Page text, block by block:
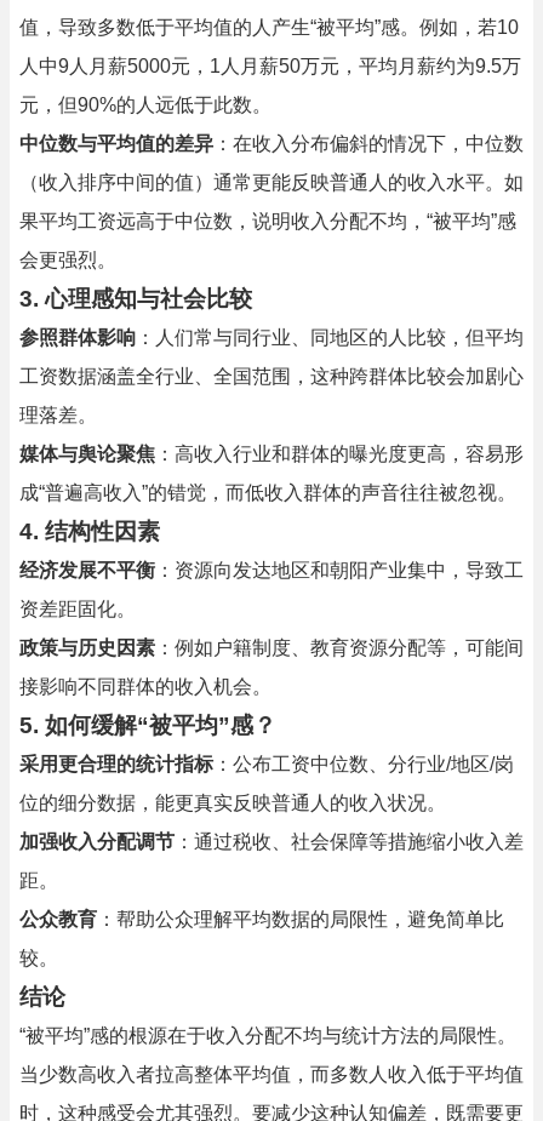
值，导致多数低于平均值的人产生“被平均”感。例如，若10
人中9人月薪5000元，1人月薪50万元，平均月薪约为9.5万
元，但90%的人远低于此数。
中位数与平均值的差异 ：在收入分布偏斜的情况下，中位数
（收入排序中间的值）通常更能反映普通人的收入水平。如
果平均工资远高于中位数，说明收入分配不均，“被平均”感
会更强烈。
3.心理感知与社会比较
参照群体影响 ：人们常与同行业、同地区的人比较，但平均
工资数据涵盖全行业、全国范围，这种跨群体比较会加剧心
理落差。
媒体与舆论聚焦 ：高收入行业和群体的曝光度更高，容易形
成“普遍高收入”的错觉，而低收入群体的声音往往被忽视。
4. 结构性因素
经济发展不平衡 ：资源向发达地区和朝阳产业集中，导致工
资差距固化。
政策与历史因素 ：例如户籍制度、教育资源分配等，可能间
接影响不同群体的收入机会。
5. 如何缓解“被平均”感？
采用更合理的统计指标：公布工资中位数、分行业/地区/岗
位的细分数据，能更真实反映普通人的收入状况。
加强收入分配调节 ：通过税收、社会保障等措施缩小收入差
距。
公众教育 ：帮助公众理解平均数据的局限性，避免简单比
较。
结论
“被平均”感的根源在于收入分配不均与统计方法的局限性。
当少数高收入者拉高整体平均值，而多数人收入低于平均值
时，这种感受会尤其强烈。要减少这种认知偏差，既需要更